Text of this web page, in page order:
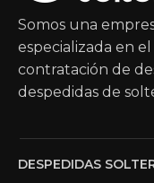
Somos una
especializada en
contratación de
despedidas de
DESPEDIDAS